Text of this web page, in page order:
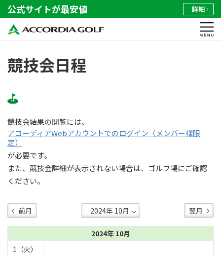
公式サイトが最安値 詳細
競技会日程
競技会結果の閲覧には、
アコーディアWebアカウントでのログイン（メンバー様限
定）
が必要です。
また、競技会詳細が表示されない場合は、ゴルフ場にご確認
ください。
前月 翌月
2024年 10月
1（火）